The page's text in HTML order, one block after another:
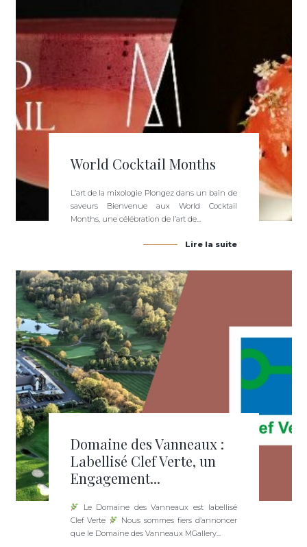
World Cocktail Months
L’art de la mixologie Plongez dans un bain de
saveurs Bienvenue aux World Cocktail
Months, une célébration de l’art de...
Lire la suite
Domaine des Vanneaux :
Labellisé Clef Verte, un
Engagement...
Le Domaine des Vanneaux est labellisé
Clef Verte
Nous sommes fiers d’annoncer
que le Domaine des Vanneaux MGallery...